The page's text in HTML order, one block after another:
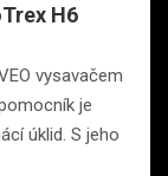
H6
vysavačem
je
úklid. S jeho